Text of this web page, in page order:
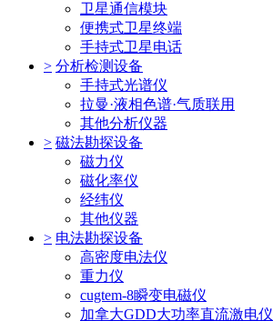
卫星通信模块
便携式卫星终端
手持式卫星电话
> 分析检测设备
手持式光谱仪
拉曼·液相色谱·气质联用
其他分析仪器
> 磁法勘探设备
磁力仪
磁化率仪
经纬仪
其他仪器
> 电法勘探设备
高密度电法仪
重力仪
cugtem-8瞬变电磁仪
加拿大GDD大功率直流激电仪